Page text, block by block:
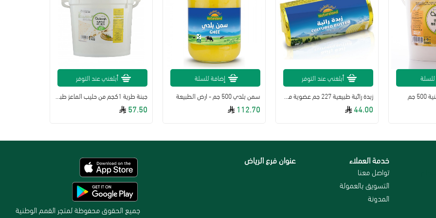
جم
44.00
أبلغني عند التوفر
سمن بلدي 500 جم - ارض الطبيعة
112.70
إضافة للسلة
57.50
أبلغني عند التوفر
خدمة العملاء
تواصل معنا
التسويق بالعمولة
المدونة
عنوان فرع الرياض
جميع الحقوق محفوظة لمتجر القمم الوطنية